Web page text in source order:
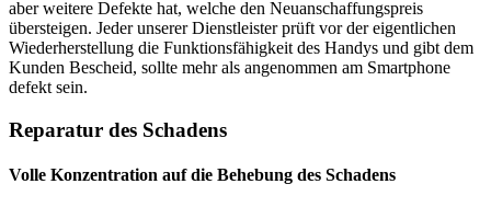
aber weitere Defekte hat, welche den Neuanschaffungspreis
übersteigen. Jeder unserer Dienstleister prüft vor der eigentlichen
Wiederherstellung die Funktionsfähigkeit des Handys und gibt dem
Kunden Bescheid, sollte mehr als angenommen am Smartphone
defekt sein.
Reparatur des Schadens
Volle Konzentration auf die Behebung des Schadens